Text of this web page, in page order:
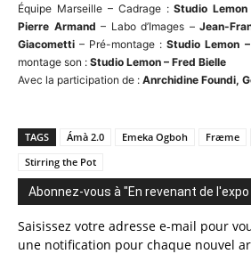
Équipe Marseille – Cadrage :Studio
Pierre Armand – Labo d’Images – Jean-
Giacometti – Pré-montage :Studio Lemon
montage son : Studio Lemon – Fred Bielle
Avec la participation de : Anrchidine Foundi,
TAGS Ámà 2.0 Emeka Ogboh Fræme
Stirring the Pot
Abonnez-vous à "En revenant de l'expo
Saisissez votre adresse e-mail pour
une notification pour chaque nouvel